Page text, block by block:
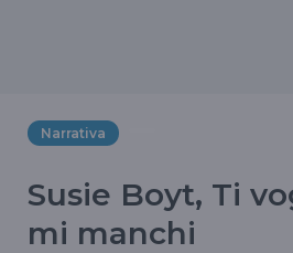
Narrativa
Susie Boyt, Ti
mi manchi